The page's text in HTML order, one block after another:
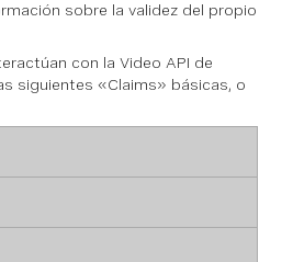
sobre la validez del propio
con la Video API de
siguientes «Claims» básicas, o